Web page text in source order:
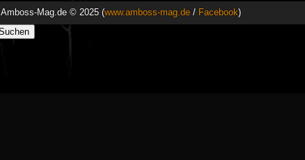
Amboss-Mag.de © 2025 (www.amboss-mag.de / Facebook)